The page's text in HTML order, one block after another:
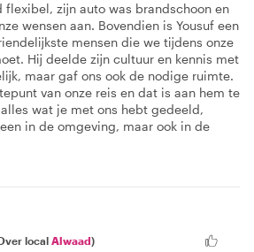
flexibel, zijn auto was brandschoon en
wensen aan. Bovendien is Yousuf een
mensen die we tijdens onze
Hij deelde zijn cultuur en kennis met
maar gaf ons ook de nodige ruimte.
van onze reis en dat is aan hem te
wat je met ons hebt gedeeld,
in de omgeving, maar ook in de
local Alwaad)